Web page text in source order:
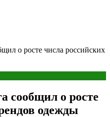
о росте числа российских
сообщил о росте
одежды